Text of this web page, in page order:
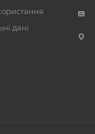
дані